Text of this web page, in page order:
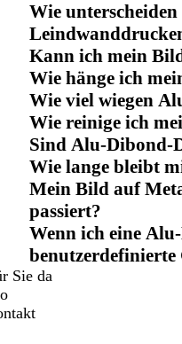
Wie
Kann ich mein
Wie hänge ich
Wie viel wiegen
Wie reinige ich
Sind Alu-Dibond-
Wie lange bleibt
Mein Bild auf
passiert?
Wenn ich eine
benutzerdefinierte
Sie da